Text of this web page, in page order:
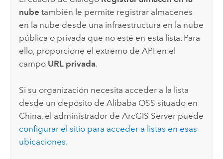
nube también le permite registrar almacenes
en la nube desde una infraestructura en la nube
pública o privada que no esté en esta lista. Para
ello, proporcione el extremo de API en el
campo URL privada.
Si su organización necesita acceder a la lista
desde un depósito deAlibaba OSS situado en
China, el administrador deArcGIS Server puede
configurar el sitio para acceder a listas en esas
ubicaciones.